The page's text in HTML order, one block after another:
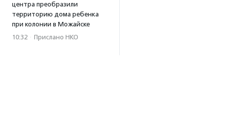
центра преобразили
территорию дома ребенка
при колонии в Можайске
10:32 · Прислано НКО